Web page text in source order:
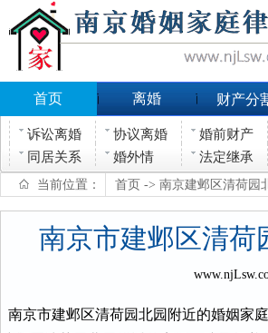
首页 离婚 财产分
诉讼离婚 协议离婚 婚前财产
同居关系
婚外情 法定继承
当前位置： 首页 -> 南京建邺区清荷园
南京市建邺区清荷
南京市建邺区清荷园北园附近的婚姻家